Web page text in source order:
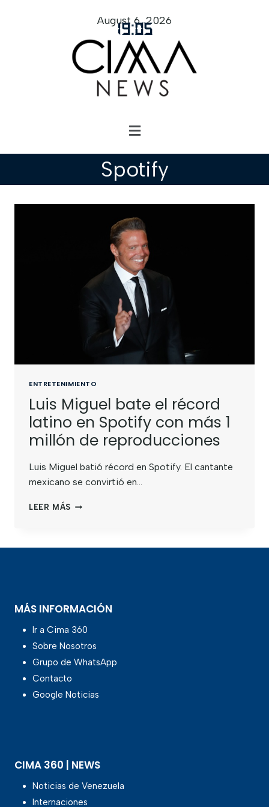
19:05
August 6, 2026
Spotify
ENTRETENIMIENTO
Luis Miguel bate el récord
latino en Spotify con más 1
millón de reproducciones
Luis Miguel batió récord en Spotify. El cantante
mexicano se convirtió en…
LEER MÁS
MÁS INFORMACIÓN
Ir a Cima 360
Sobre Nosotros
Grupo de WhatsApp
Contacto
Google Noticias
CIMA 360 | NEWS
Noticias de Venezuela
Internaciones